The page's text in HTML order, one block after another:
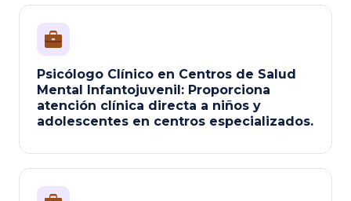
Psicólogo Clínico en Centros de Salud
Mental Infantojuvenil: Proporciona
atención clínica directa a niños y
adolescentes en centros especializados.